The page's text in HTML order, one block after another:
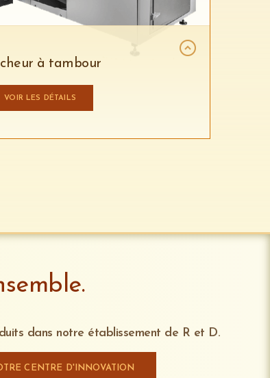
à tambour
VOIR LES DÉTAILS
dans notre établissement de R et D.
CENTRE D'INNOVATION